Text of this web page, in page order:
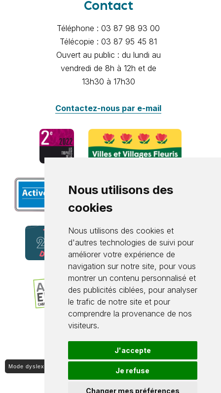
Nous utilisons des
cookies
Nous utilisons des cookies et
d'autres technologies de suivi pour
améliorer votre expérience de
navigation sur notre site, pour vous
montrer un contenu personnalisé et
des publicités ciblées, pour analyser
le trafic de notre site et pour
comprendre la provenance de nos
visiteurs.
J'accepte
Je refuse
Changer mes préférences
Contact
Téléphone : 03 87 98 93 00
Télécopie : 03 87 95 45 81
Ouvert au public : du lundi au
vendredi de 8h à 12h et de
13h30 à 17h30
Contactez-nous par e-mail
Mode dyslexique ON / OFF